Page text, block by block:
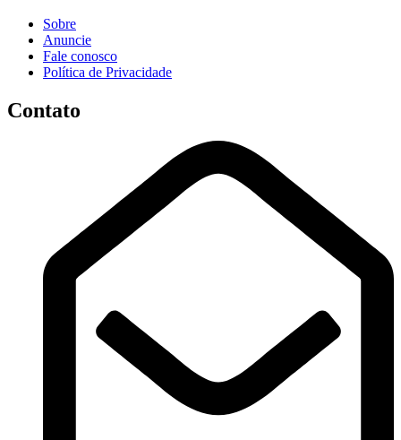
Sobre
Anuncie
Fale conosco
Política de Privacidade
Contato